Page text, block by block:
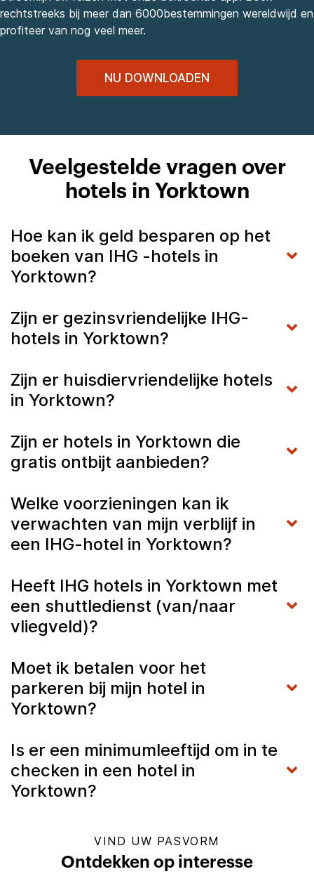
rechtstreeks bij meer dan 6000bestemmingen wereldwijd en
profiteer van nog veel meer.
NU DOWNLOADEN
Veelgestelde vragen over
hotels in Yorktown
Hoe kan ik geld besparen op het
boeken van IHG -hotels in
Yorktown?
Zijn er gezinsvriendelijke IHG-
hotels in Yorktown?
Zijn er huisdiervriendelijke hotels
in Yorktown?
Zijn er hotels in Yorktown die
gratis ontbijt aanbieden?
Welke voorzieningen kan ik
verwachten van mijn verblijf in
een IHG-hotel in Yorktown?
Heeft IHG hotels in Yorktown met
een shuttledienst (van/naar
vliegveld)?
Moet ik betalen voor het
parkeren bij mijn hotel in
Yorktown?
Is er een minimumleeftijd om in te
checken in een hotel in
Yorktown?
VIND UW PASVORM
Ontdekken op interesse